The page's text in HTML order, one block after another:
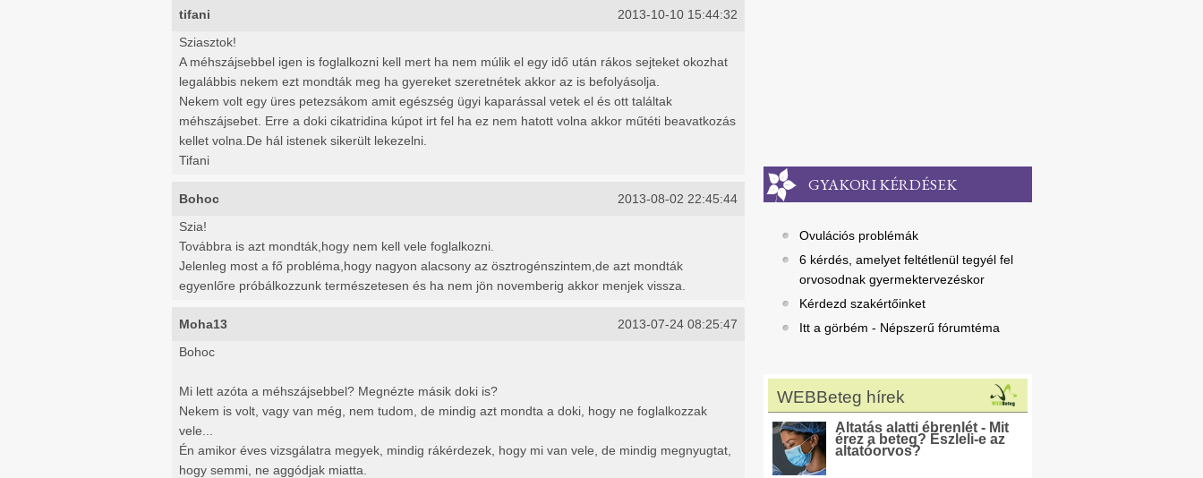
tifani
2013-10-10 15:44:32
Sziasztok!
A méhszájsebbel igen is foglalkozni kell mert ha nem múlik el egy idő után rákos sejteket okozhat
legalábbis nekem ezt mondták meg ha gyereket szeretnétek akkor az is befolyásolja.
Nekem volt egy üres petezsákom amit egészség ügyi kaparással vetek el és ott találtak
méhszájsebet. Erre a doki cikatridina kúpot irt fel ha ez nem hatott volna akkor műtéti beavatkozás
kellet volna.De hál istenek sikerült lekezelni.
Tifani
Bohoc
2013-08-02 22:45:44
Szia!
Továbbra is azt mondták,hogy nem kell vele foglalkozni.
Jelenleg most a fő probléma,hogy nagyon alacsony az ösztrogénszintem,de azt mondták
egyenlőre próbálkozzunk természetesen és ha nem jön novemberig akkor menjek vissza.
Moha13
2013-07-24 08:25:47
Bohoc
Mi lett azóta a méhszájsebbel? Megnézte másik doki is?
Nekem is volt, vagy van még, nem tudom, de mindig azt mondta a doki, hogy ne foglalkozzak
vele...
Én amikor éves vizsgálatra megyek, mindig rákérdezek, hogy mi van vele, de mindig megnyugtat,
hogy semmi, ne aggódjak miatta.
GYAKORI KÉRDÉSEK
Ovulációs problémák
6 kérdés, amelyet feltétlenül tegyél fel
orvosodnak gyermektervezéskor
Kérdezd szakértőinket
Itt a görbém - Népszerű fórumtéma